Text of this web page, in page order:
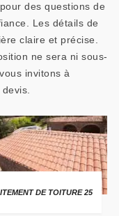
des questions de
Les détails de
claire et précise.
ne sera ni sous-
invitons à
DE TOITURE 25